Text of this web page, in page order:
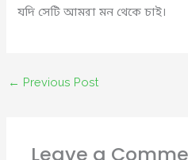
যদি সেটি আমরা মন থেকে চাই।
← Previous Post